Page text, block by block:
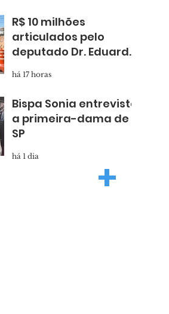
R$ 10 milhões
articulados pelo
deputado Dr. Eduardo
asfalto novo para
Taboão
há 17 horas
Bispa Sonia entrevista
a primeira-dama de
SP
há 1 dia +